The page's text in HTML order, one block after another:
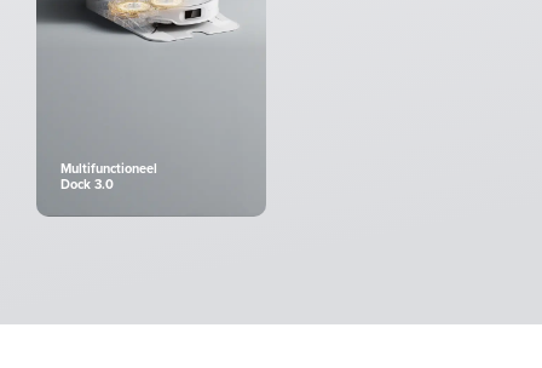
Multifunctioneel
Dock 3.0